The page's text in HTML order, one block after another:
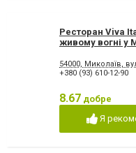
Ресторан Viva
живому вогні у
54000, Миколаїв,
+380 (93) 610-12-90
8.67 добре
Я